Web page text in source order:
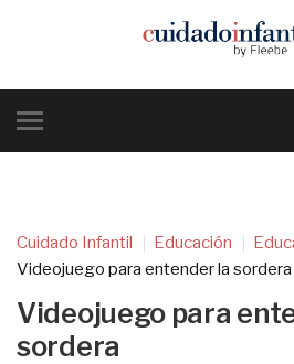
Cuidado Infantil Educación
Videojuego para entender la sordera
Videojuego para
sordera